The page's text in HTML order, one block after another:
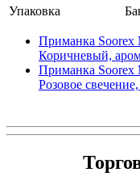
Упаковка
Приманка Soorex
Коричневый,
Приманка Soorex
Розовое